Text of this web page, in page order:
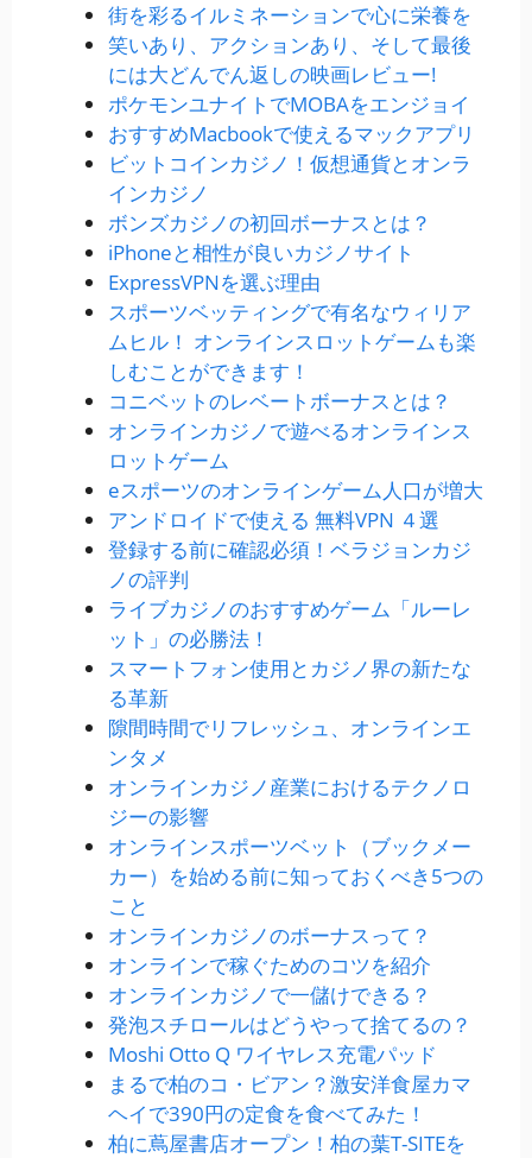
街を彩るイルミネーションで心に栄養を
笑いあり、アクションあり、そして最後
には大どんでん返しの映画レビュー!
ポケモンユナイトでMOBAをエンジョイ
おすすめMacbookで使えるマックアプリ
ビットコインカジノ！仮想通貨とオンラ
インカジノ
ボンズカジノの初回ボーナスとは？
iPhoneと相性が良いカジノサイト
ExpressVPNを選ぶ理由
スポーツベッティングで有名なウィリア
ムヒル！ オンラインスロットゲームも楽
しむことができます！
コニベットのレベートボーナスとは？
オンラインカジノで遊べるオンラインス
ロットゲーム
eスポーツのオンラインゲーム人口が増大
アンドロイドで使える 無料VPN ４選
登録する前に確認必須！ベラジョンカジ
ノの評判
ライブカジノのおすすめゲーム「ルーレ
ット」の必勝法！
スマートフォン使用とカジノ界の新たな
る革新
隙間時間でリフレッシュ、オンラインエ
ンタメ
オンラインカジノ産業におけるテクノロ
ジーの影響
オンラインスポーツベット（ブックメー
カー）を始める前に知っておくべき5つの
こと
オンラインカジノのボーナスって？
オンラインで稼ぐためのコツを紹介
オンラインカジノで一儲けできる？
発泡スチロールはどうやって捨てるの？
Moshi Otto Q ワイヤレス充電パッド
まるで柏のコ・ビアン？激安洋食屋カマ
ヘイで390円の定食を食べてみた！
柏に蔦屋書店オープン！柏の葉T-SITEを